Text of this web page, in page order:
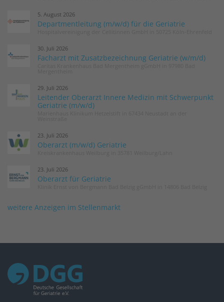
5. August 2026
Departmentleitung (m/w/d) für die Geriatrie
30. Juli 2026
Facharzt mit Zusatzbezeichnung Geriatrie (w/m/d)
29. Juli 2026
Leitender Oberarzt Innere Medizin mit Schwerpunkt
Geriatrie (m/w/d)
23. Juli 2026
Oberarzt (m/w/d) Geriatrie
23. Juli 2026
Oberarzt für Geriatrie
weitere Anzeigen im Stellenmarkt